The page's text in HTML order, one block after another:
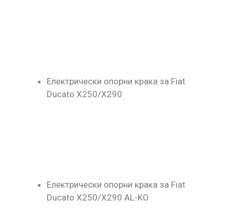
Електрически опорни крака за Fiat
Ducato X250/X290
Електрически опорни крака за Fiat
Ducato X250/X290 AL-KO